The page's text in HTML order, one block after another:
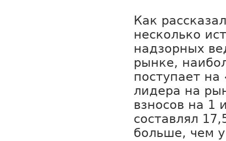
Как
несколько
надзорных
рынке,
поступает на
лидера на
взносов на 1
составлял
больше, чем